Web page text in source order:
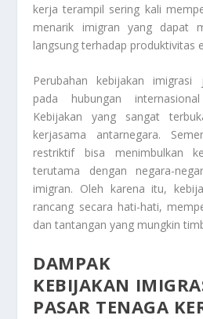
kerja terampil sering kali
menarik imigran yang dapat
langsung terhadap produktivitas
Perubahan kebijakan
pada hubungan
Kebijakan yang sangat
kerjasama antarnegara.
restriktif bisa menimbulkan
terutama dengan negara-
imigran. Oleh karena itu,
rancang secara hati-hati,
dan tantangan yang mungkin
DAMPAK
KEBIJAKAN
PASAR TENAGA